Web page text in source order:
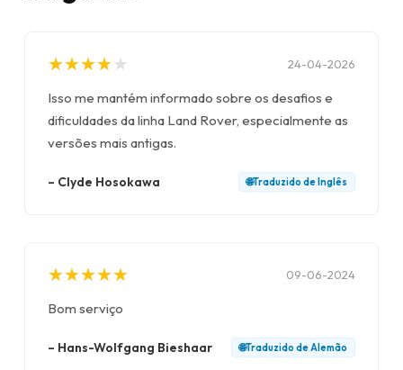
★
★★
★★
★★
★★
★ 24-04-2026
Isso me mantém informado sobre os desafios e
dificuldades da linha Land Rover, especialmente as
versões mais antigas.
– Clyde Hosokawa 🌐Traduzido de Inglês
★
★★
★★
★★
★★
★ 09-06-2024
Bom serviço
– Hans-Wolfgang Bieshaar 🌐Traduzido deAlemão